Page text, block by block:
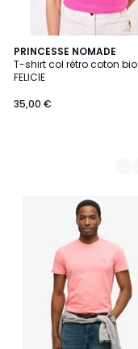
PRINCESSE NOMADE
T-shirt col rétro coton bio
FELICIE
35,00 €
4
Couleurs